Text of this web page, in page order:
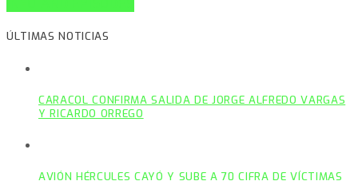
ÚLTIMAS NOTICIAS
CARACOL CONFIRMA SALIDA DE JORGE ALFREDO VARGAS
Y RICARDO ORREGO
AVIÓN HÉRCULES CAYÓ Y SUBE A 70 CIFRA DE VÍCTIMAS